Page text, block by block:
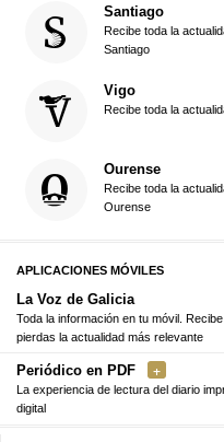
Santiago
Recibe toda la
Santiago
Vigo
Recibe toda la
Ourense
Recibe toda la
Ourense
APLICACIONES MÓVILES
La Voz de Galicia
Toda la información en tu móvil.
pierdas la actualidad más relevante
Periódico en PDF
La experiencia de lectura del diario
digital